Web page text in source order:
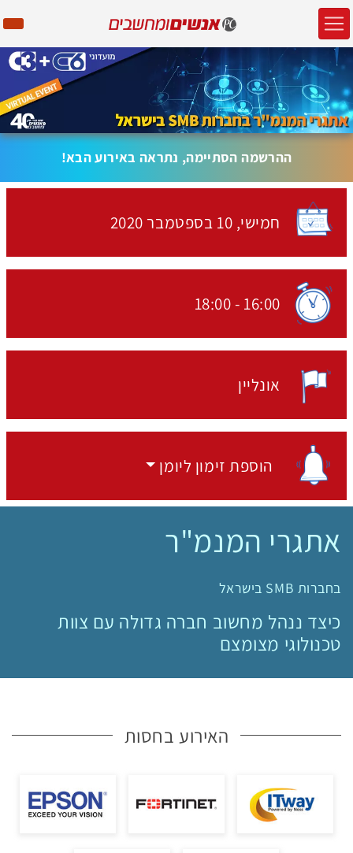
ההרשמה הסתיימה, נתראה באירוע הבא!
האירוע יתקיים בתאריך
חמישי, 10 בספטמבר 2020
שעת התחלת האירוע:
16:00
-
18:00
מקום האירוע:
אונליין
הוספת זימון ליומן
הוספת זימון ליומן
אתגרי המנמ"ר
בחברות SMB בישראל
כיצד ננהל מחשוב חברה גדולה עם צוות
טכנולוגי מצומצם
האירוע בחסות